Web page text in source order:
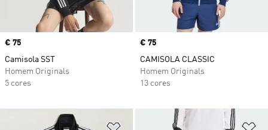
Price
€ 75
Camisola SST
Homem Originals
5 cores
Price
€ 75
CAMISOLA CLASSIC
Homem Originals
13 cores
Adicionar à Lista de Desejos